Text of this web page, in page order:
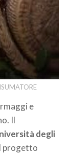
e
Il
degli
progetto